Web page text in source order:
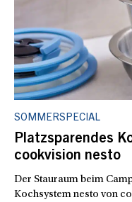
SOMMERSPECIAL
Platzsparendes
cookvision nesto
Der Stauraum beim
Kochsystem nesto von